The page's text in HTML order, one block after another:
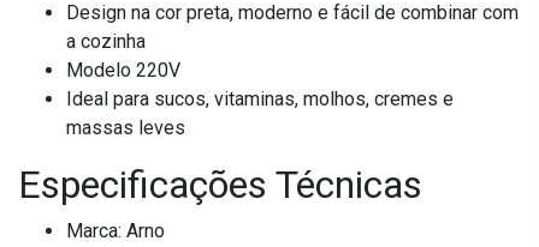
Design na cor preta, moderno e fácil de combinar com
a cozinha
Modelo 220V
Ideal para sucos, vitaminas, molhos, cremes e
massas leves
Especificações Técnicas
Marca: Arno